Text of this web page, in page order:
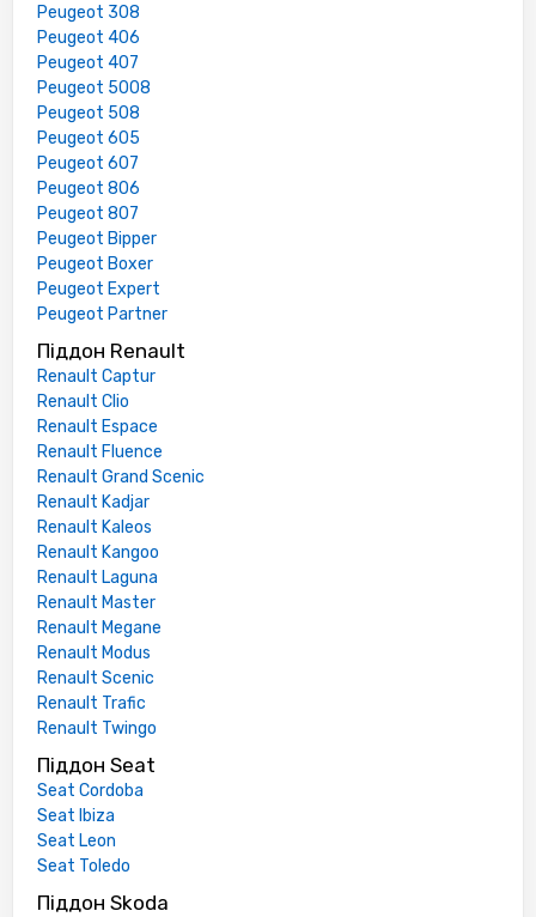
Peugeot 308
Peugeot 406
Peugeot 407
Peugeot 5008
Peugeot 508
Peugeot 605
Peugeot 607
Peugeot 806
Peugeot 807
Peugeot Bipper
Peugeot Boxer
Peugeot Expert
Peugeot Partner
Піддон Renault
Renault Captur
Renault Clio
Renault Espace
Renault Fluence
Renault Grand Scenic
Renault Kadjar
Renault Kaleos
Renault Kangoo
Renault Laguna
Renault Master
Renault Megane
Renault Modus
Renault Scenic
Renault Trafic
Renault Twingo
Піддон Seat
Seat Cordoba
Seat Ibiza
Seat Leon
Seat Toledo
Піддон Skoda